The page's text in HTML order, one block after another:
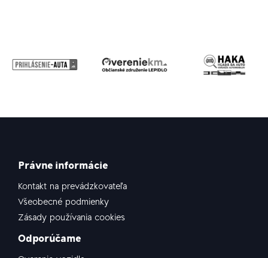
Právne informácie
Kontakt na prevádzkovateľa
Všeobecné podmienky
Zásady používania cookies
Odporúčame